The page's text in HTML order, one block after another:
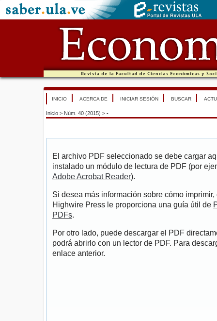
INICIO ACERCA DE INICIAR SESIÓN BUSCAR
Inicio > Núm. 40 (2015) > -
El archivo PDF seleccionado se debe cargar
instalado un módulo de lectura de PDF (por
Adobe Acrobat Reader).
Si desea más información sobre cómo
Highwire Press le proporciona una guía útil de
PDFs.
Por otro lado, puede descargar el PDF
podrá abrirlo con un lector de PDF. Para
enlace anterior.